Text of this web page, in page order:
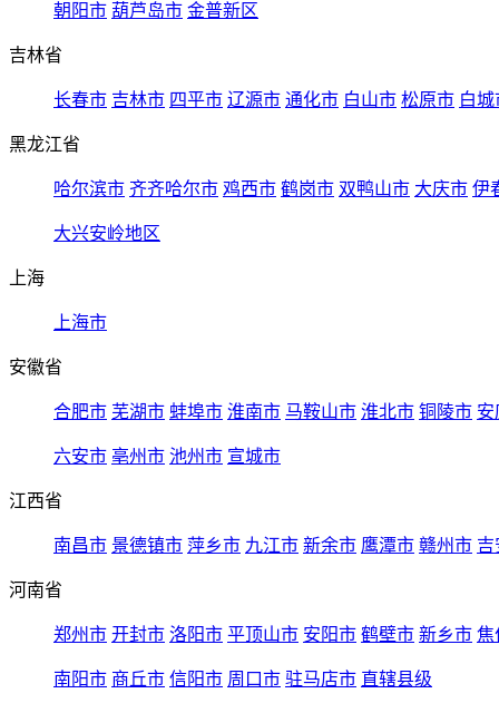
朝阳市 葫芦岛市 金普新区
吉林省
长春市 吉林市 四平市 辽源市 通化市 白山市 松原市 白城
黑龙江省
哈尔滨市 齐齐哈尔市 鸡西市 鹤岗市 双鸭山市 大庆市 伊
大兴安岭地区
上海
上海市
安徽省
合肥市 芜湖市 蚌埠市 淮南市 马鞍山市 淮北市 铜陵市 安
六安市 亳州市 池州市 宣城市
江西省
南昌市 景德镇市 萍乡市 九江市 新余市 鹰潭市 赣州市 吉
河南省
郑州市 开封市 洛阳市 平顶山市 安阳市 鹤壁市 新乡市 焦
南阳市 商丘市 信阳市 周口市 驻马店市 直辖县级